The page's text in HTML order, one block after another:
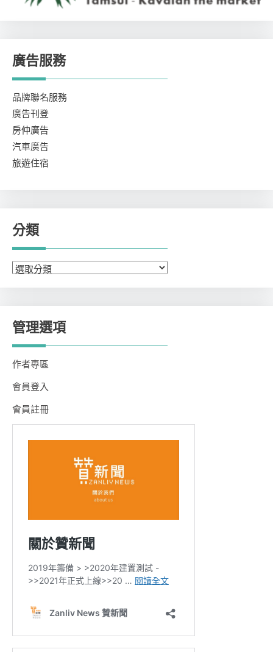
廣告服務
品牌聯名服務
廣告刊登
房仲廣告
汽車廣告
旅遊住宿
分類
分
管理選項
作者專區
會員登入
會員註冊